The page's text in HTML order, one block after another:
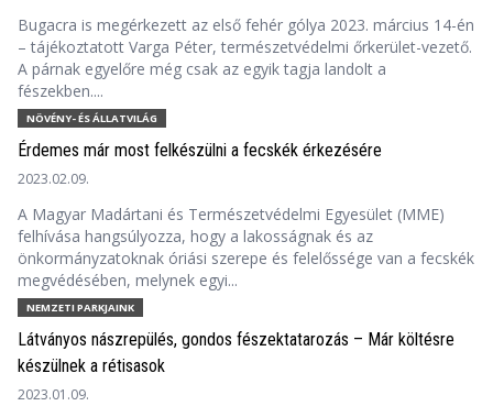
Bugacra is megérkezett az első fehér gólya 2023. március 14-én
– tájékoztatott Varga Péter, természetvédelmi őrkerület-vezető.
A párnak egyelőre még csak az egyik tagja landolt a
fészekben....
NÖVÉNY- ÉS ÁLLATVILÁG
Érdemes már most felkészülni a fecskék érkezésére
2023.02.09.
A Magyar Madártani és Természetvédelmi Egyesület (MME)
felhívása hangsúlyozza, hogy a lakosságnak és az
önkormányzatoknak óriási szerepe és felelőssége van a fecskék
megvédésében, melynek egyi...
NEMZETI PARKJAINK
Látványos nászrepülés, gondos fészektatarozás – Már költésre
készülnek a rétisasok
2023.01.09.